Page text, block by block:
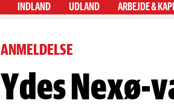
INDLAND UDLAND ARBEJDE &
ANMELDELSE
Ydes Nexø-